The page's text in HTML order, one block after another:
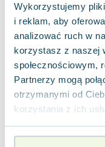
Wykorzystujemy
i reklam, aby
analizować ruch w
korzystasz z naszej
społecznościowym,
Partnerzy mogą
otrzymanymi od
korzystania z ich
Maria Seweryn
Janina Zającówna
Eric Helms
Anna Prus (oprac.)
Nela Mała Reporterka
Agnieszka Maciąg
Barbara Wrzesińska
Virginia Woolf